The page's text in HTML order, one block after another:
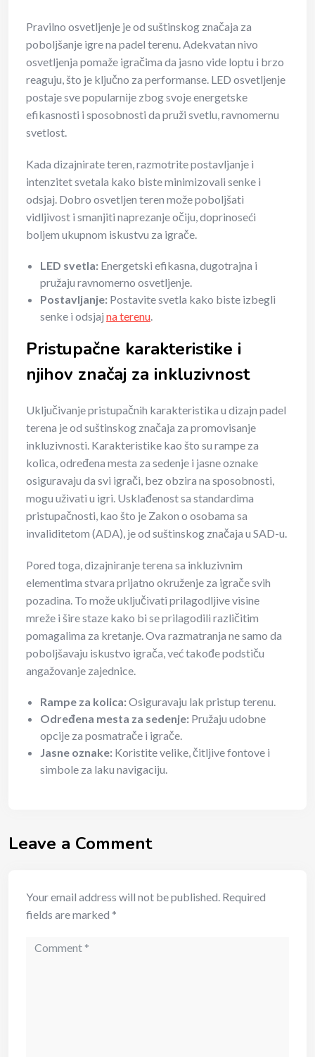
Pravilno osvetljenje je od suštinskog značaja za
poboljšanje igre na padel terenu. Adekvatan nivo
osvetljenja pomaže igračima da jasno vide loptu i brzo
reaguju, što je ključno za performanse. LED osvetljenje
postaje sve popularnije zbog svoje energetske
efikasnosti i sposobnosti da pruži svetlu, ravnomernu
svetlost.
Kada dizajnirate teren, razmotrite postavljanje i
intenzitet svetala kako biste minimizovali senke i
odsjaj. Dobro osvetljen teren može poboljšati
vidljivost i smanjiti naprezanje očiju, doprinoseći
boljem ukupnom iskustvu za igrače.
LED svetla: Energetski efikasna, dugotrajna i
pružaju ravnomerno osvetljenje.
Postavljanje: Postavite svetla kako biste izbegli
senke i odsjaj na terenu.
Pristupačne karakteristike i
njihov značaj za inkluzivnost
Uključivanje pristupačnih karakteristika u dizajn padel
terena je od suštinskog značaja za promovisanje
inkluzivnosti. Karakteristike kao što su rampe za
kolica, određena mesta za sedenje i jasne oznake
osiguravaju da svi igrači, bez obzira na sposobnosti,
mogu uživati u igri. Usklađenost sa standardima
pristupačnosti, kao što je Zakon o osobama sa
invaliditetom (ADA), je od suštinskog značaja u SAD-u.
Pored toga, dizajniranje terena sa inkluzivnim
elementima stvara prijatno okruženje za igrače svih
pozadina. To može uključivati prilagodljive visine
mreže i šire staze kako bi se prilagodili različitim
pomagalima za kretanje. Ova razmatranja ne samo da
poboljšavaju iskustvo igrača, već takođe podstiču
angažovanje zajednice.
Rampe za kolica:Osiguravaju lak pristup terenu.
Određena mesta za sedenje: Pružaju udobne
opcije za posmatrače i igrače.
Jasne oznake: Koristite velike, čitljive fontove i
simbole za laku navigaciju.
Leave a Comment
Your email address will not be published. Required
fields are marked *
Comment